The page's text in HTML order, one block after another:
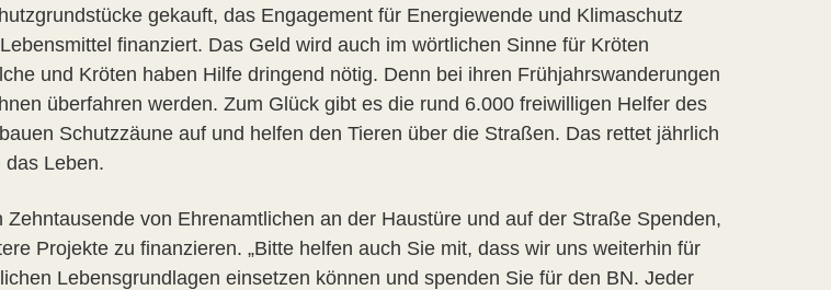
gekauft, das Engagement für Energiewende und Klimaschutz
finanziert. Das Geld wird auch im wörtlichen Sinne für Kröten
und Kröten haben Hilfe dringend nötig. Denn bei ihren Frühjahrswanderungen
überfahren werden. Zum Glück gibt es die rund 6.000 freiwilligen Helfer des
Schutzzäune auf und helfen den Tieren über die Straßen. Das rettet jährlich
das Leben.
Zehntausende von Ehrenamtlichen an der Haustüre und auf der Straße Spenden,
Projekte zu finanzieren. „Bitte helfen auch Sie mit, dass wir uns weiterhin für
Lebensgrundlagen einsetzen können und spenden Sie für den BN. Jeder